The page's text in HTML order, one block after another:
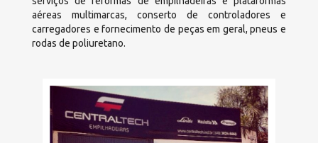
aéreas multimarcas, conserto de controladores e
carregadores e fornecimento de peças em geral, pneus e
rodas de poliuretano.